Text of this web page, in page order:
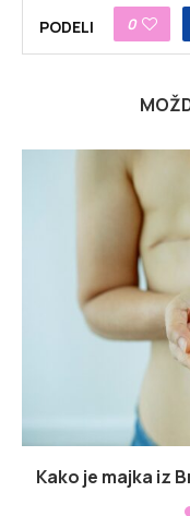
PODELI 0
Kako je majka iz